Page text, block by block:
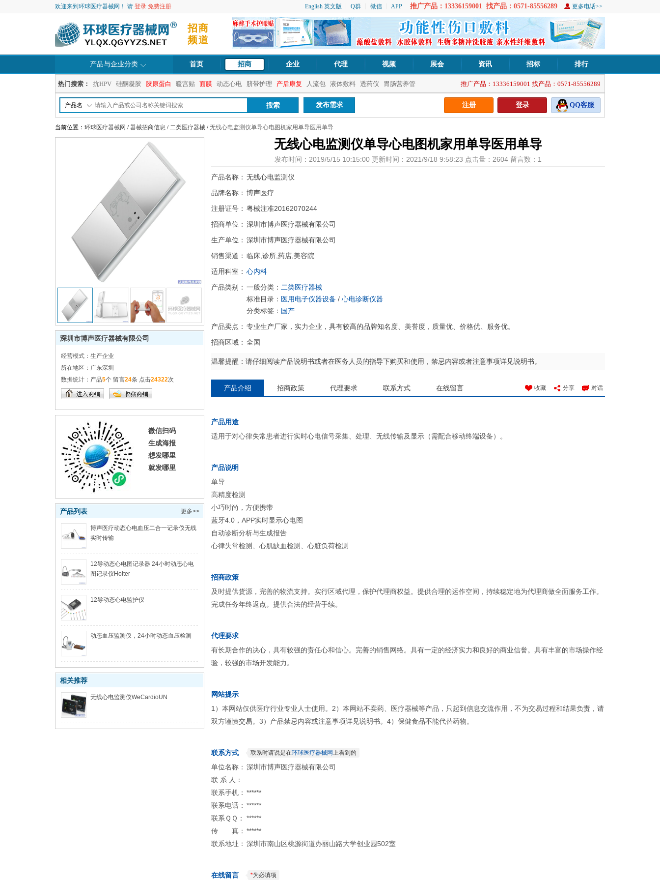
English 英文版 Q群 微信 APP 推广产品：13336159001 找产品：0571-85556289 更多电话>>
欢迎来到环球医疗器械网！ 请 登录 免费注册
招商
频道
产品与企业分类 首页 招商 企业 代理 视频 展会 资讯 招标 排行
推广产品：13336159001 找产品：0571-85556289
热门搜索： 抗HPV 硅酮凝胶 胶原蛋白 暖宫贴 面膜 动态心电 脐带护理 产后康复 人流包 液体敷料 透药仪 胃肠营养管
产品名 发布需求 注册 登录 QQ客服
当前位置： 环球医疗器械网 /器械招商信息 /二类医疗器械 /无线心电监测仪单导心电图机家用单导医用单导
无线心电监测仪单导心电图机家用单导医用单导
发布时间：2019/5/15 10:15:00 更新时间：2021/9/18 9:58:23 点击量：2604 留言数：1
产品名称： 无线心电监测仪
品牌名称： 博声医疗
注册证号： 粤械注准20162070244
招商单位： 深圳市博声医疗器械有限公司
生产单位： 深圳市博声医疗器械有限公司
销售渠道： 临床,诊所,药店,美容院
适用科室： 心内科
产品类别： 一般分类： 二类医疗器械
标准目录： 医用电子仪器设备 / 心电诊断仪器
分类标签： 国产
产品卖点： 专业生产厂家，实力企业，具有较高的品牌知名度、美誉度，质量优、价格优、服务优。
招商区域： 全国
温馨提醒：请仔细阅读产品说明书或者在医务人员的指导下购买和使用，禁忌内容或者注意事项详见说明书。
收藏 分享 对话
产品介绍 招商政策 代理要求 联系方式 在线留言
产品用途
适用于对心律失常患者进行实时心电信号采集、处理、无线传输及显示（需配合移动终端设备）。
产品说明
单导
高精度检测
小巧时尚，方便携带
蓝牙4.0，APP实时显示心电图
自动诊断分析与生成报告
心律失常检测、心肌缺血检测、心脏负荷检测
招商政策
及时提供货源，完善的物流支持。实行区域代理，保护代理商权益。提供合理的运作空间，持续稳定地为代理商做全面服务工作。
完成任务年终返点。提供合法的经营手续。
代理要求
有长期合作的决心，具有较强的责任心和信心。完善的销售网络。具有一定的经济实力和良好的商业信誉。具有丰富的市场操作经
验，较强的市场开发能力。
网站提示
1）本网站仅供医疗行业专业人士使用。2）本网站不卖药、医疗器械等产品，只起到信息交流作用，不为交易过程和结果负责，请
双方谨慎交易。3）产品禁忌内容或注意事项详见说明书。4）保健食品不能代替药物。
联系方式 联系时请说是在环球医疗器械网上看到的
单位名称： 深圳市博声医疗器械有限公司
联 系 人：
联系手机： ******
联系电话： ******
联系ＱＱ：
******
传 真： ******
联系地址： 深圳市南山区桃源街道办丽山路大学创业园502室
在线留言 *为必填项
深圳市博声医疗器械有限公司
经营模式： 生产企业
所在地区： 广东深圳
数据统计： 产品5个 留言24条 点击24322次
微信扫码
生成海报
想发哪里
就发哪里
更多>>
产品列表
博声医疗动态心电血压二合一记录仪无线
实时传输
12导动态心电图记录器 24小时动态心电
图记录仪Holter
12导动态心电监护仪
动态血压监测仪，24小时动态血压检测
相关推荐
无线心电监测仪WeCardioUN